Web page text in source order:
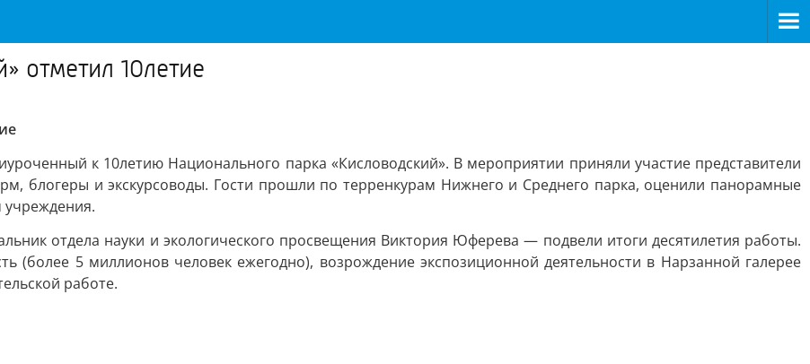
отметил 10летие
к 10летию Национального парка «Кисловодский». В мероприятии приняли участие представители
блогеры и экскурсоводы. Гости прошли по терренкурам Нижнего и Среднего парка, оценили панорамные
учреждения.
отдела науки и экологического просвещения Виктория Юферева — подвели итоги десятилетия работы.
(более 5 миллионов человек ежегодно), возрождение экспозиционной деятельности в Нарзанной галерее
работе.